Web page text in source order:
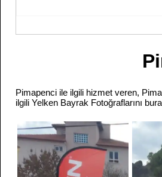
Pimapenci ile ilgili hizmet veren,
ilgili Yelken Bayrak Fotoğraflarını